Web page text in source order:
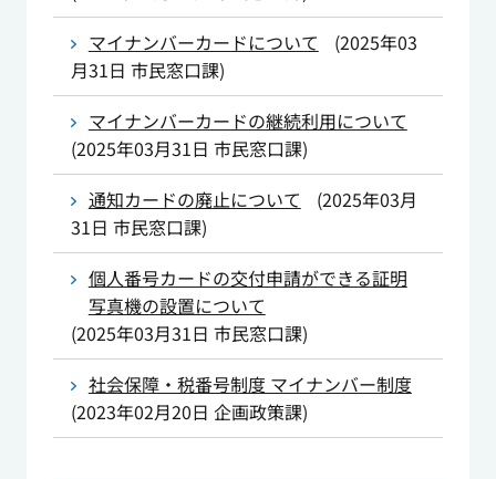
マイナンバーカードについて
(2025年03
月31日 市民窓口課)
マイナンバーカードの継続利用について
(2025年03月31日 市民窓口課)
通知カードの廃止について
(2025年03月
31日 市民窓口課)
個人番号カードの交付申請ができる証明
写真機の設置について
(2025年03月31日 市民窓口課)
社会保障・税番号制度 マイナンバー制度
(2023年02月20日 企画政策課)